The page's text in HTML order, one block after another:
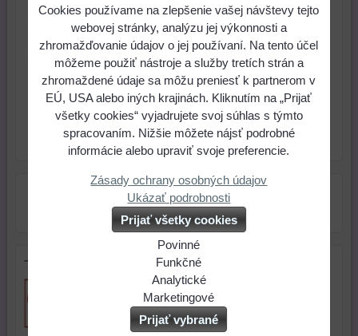
0,85mm. Balenie 20 ks. Vhodné
na šité šperky.
Cena: 1,89 €
ks Do košíka
Skladové číslo: Dostupnosť:Skladom
Tip na darček
Cookies používame na zlepšenie vašej návštevy tejto
webovej stránky, analýzu jej výkonnosti a
zhromažďovanie údajov o jej používaní. Na tento účel
môžeme použiť nástroje a služby tretích strán a
zhromaždené údaje sa môžu preniesť k partnerom v
EÚ, USA alebo iných krajinách. Kliknutím na „Prijať
všetky cookies“ vyjadrujete svoj súhlas s týmto
spracovaním. Nižšie môžete nájsť podrobné
informácie alebo upraviť svoje preferencie.
Zásady ochrany osobných údajov
Ukázať podrobnosti
Prijať všetky cookies
Povinné
Funkčné
Analytické
Marketingové
Prijať vybrané